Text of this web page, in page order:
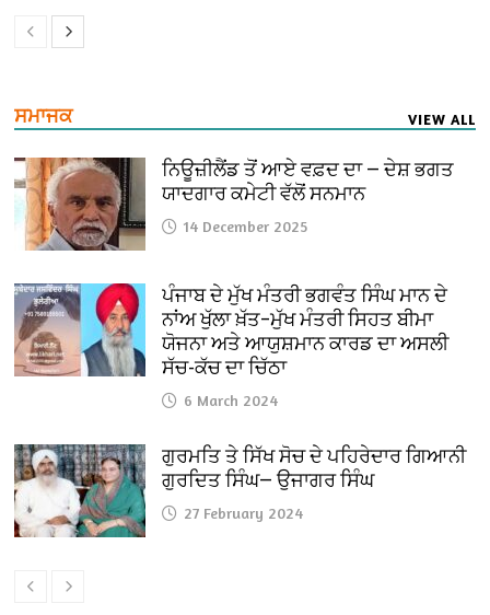
ਸਮਾਜਕ VIEW ALL
ਨਿਊਜ਼ੀਲੈਂਡ ਤੋਂ ਆਏ ਵਫ਼ਦ ਦਾ — ਦੇਸ਼ ਭਗਤ
ਯਾਦਗਾਰ ਕਮੇਟੀ ਵੱਲੋਂ ਸਨਮਾਨ
14 December 2025
ਪੰਜਾਬ ਦੇ ਮੁੱਖ ਮੰਤਰੀ ਭਗਵੰਤ ਸਿੰਘ ਮਾਨ ਦੇ
ਨਾਂਅ ਖੁੱਲਾ ਖ਼ੱਤ–ਮੁੱਖ ਮੰਤਰੀ ਸਿਹਤ ਬੀਮਾ
ਯੋਜਨਾ ਅਤੇ ਆਯੁਸ਼ਮਾਨ ਕਾਰਡ ਦਾ ਅਸਲੀ
ਸੱਚ-ਕੱਚ ਦਾ ਚਿੱਠਾ
6 March 2024
ਗੁਰਮਤਿ ਤੇ ਸਿੱਖ ਸੋਚ ਦੇ ਪਹਿਰੇਦਾਰ ਗਿਆਨੀ
ਗੁਰਦਿਤ ਸਿੰਘ— ਉਜਾਗਰ ਸਿੰਘ
27 February 2024